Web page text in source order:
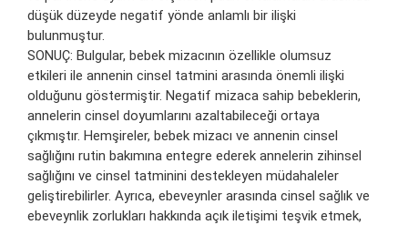
düşük düzeyde negatif yönde anlamlı bir ilişki
bulunmuştur.
SONUÇ: Bulgular, bebek mizacının özellikle olumsuz
etkileri ile annenin cinsel tatmini arasında önemli ilişki
olduğunu göstermiştir. Negatif mizaca sahip bebeklerin,
annelerin cinsel doyumlarını azaltabileceği ortaya
çıkmıştır. Hemşireler, bebek mizacı ve annenin cinsel
sağlığını rutin bakımına entegre ederek annelerin zihinsel
sağlığını ve cinsel tatminini destekleyen müdahaleler
geliştirebilirler. Ayrıca, ebeveynler arasında cinsel sağlık ve
ebeveynlik zorlukları hakkında açık iletişimi teşvik etmek,